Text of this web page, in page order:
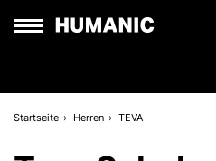
Startseite Herren TEVA